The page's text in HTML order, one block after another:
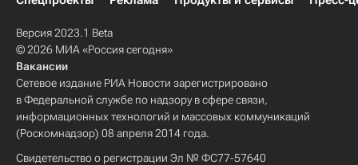
Версия 2023.1 Beta
© 2026 МИА «Россия сегодня»
Вакансии
Сетевое издание РИА Новости зарегистрировано
в Федеральной службе по надзору в сфере связи,
информационных технологий и массовых коммуникаций
(Роскомнадзор) 08 апреля 2014 года.
Свидетельство о регистрации Эл № ФС77-57640